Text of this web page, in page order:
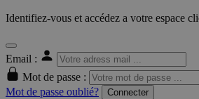
Identifiez-vous et accédez a votre espace
Email :
Mot de passe :
Mot de passe oublié?
Connecter